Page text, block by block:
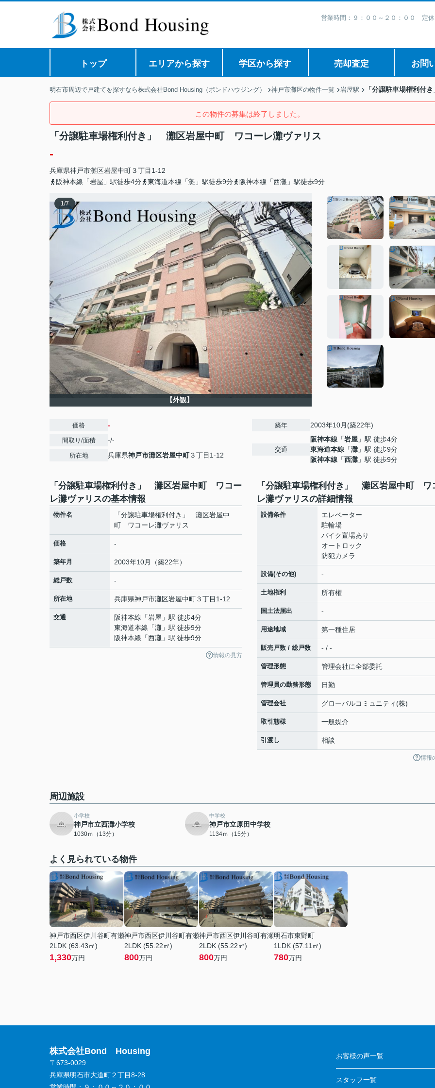
営業時間：９：００～２０：００ 定
トップ エリアから探す 学区から探す 売却査定 お問
明石市周辺で戸建てを探すなら株式会社Bond Housing（ボンドハウジング） 神戸市灘区の物件一覧 岩屋駅 「分譲駐車場権利付
この物件の募集は終了しました。
「分譲駐車場権利付き」 灘区岩屋中町 ワコーレ灘ヴァリス
-
兵庫県神戸市灘区岩屋中町３丁目1-12
阪神本線「岩屋」駅徒歩4分
東海道本線「灘」駅徒歩9分 阪神本線「西灘」駅徒歩9分
1/7
【外観】
価格 -
間取り/面積 -/-
所在地 兵庫県神戸市灘区岩屋中町３丁目1-12
築年 2003年10月(築22年)
交通
阪神本線 「岩屋 」駅 徒歩4分
東海道本線 「灘 」駅 徒歩9分
阪神本線 「西灘 」駅 徒歩9分
「分譲駐車場権利付き」 灘区岩屋中町 ワコー
レ灘ヴァリスの基本情報
物件名
「分譲駐車場権利付き」 灘区岩屋中
町 ワコーレ灘ヴァリス
価格 -
築年月 2003年10月（築22年）
総戸数 -
所在地 兵庫県神戸市灘区岩屋中町３丁目1-12
交通 阪神本線 「岩屋 」駅 徒歩4分
東海道本線 「灘 」駅 徒歩9分
阪神本線 「西灘 」駅 徒歩9分
情報の見方
「分譲駐車場権利付き」 灘区岩屋中町 ワ
レ灘ヴァリスの詳細情報
設備条件
エレベーター
駐輪場
バイク置場あり
オートロック
防犯カメラ
設備(その他) -
土地権利 所有権
国土法届出 -
用途地域 第一種住居
販売戸数 / 総戸数 - / -
管理形態 管理会社に全部委託
管理員の勤務形態 日勤
管理会社 グローバルコミュニティ(株)
取引態様 一般媒介
引渡し 相談
情報
周辺施設
小学校
神戸市立西灘小学校
1030ｍ（13分）
中学校
神戸市立原田中学校
1134ｍ（15分）
よく見られている物件
神戸市西区伊川谷町有瀬
2LDK (63.43㎡)
1,330万円
神戸市西区伊川谷町有瀬
2LDK (55.22㎡)
800万円
神戸市西区伊川谷町有瀬
2LDK (55.22㎡)
800万円
明石市東野町
1LDK (57.11㎡)
780万円
株式会社Bond Housing
〒673-0029
兵庫県明石市大道町２丁目8-28
お客様の声一覧
スタッフ一覧